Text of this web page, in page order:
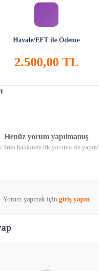
Havale/EFT ile Ödeme
2.500,00 TL
Henüz yorum yapılmamış
ürün hakkında ilk yorumu siz yapın!
Yorum yapmak için giriş yapın